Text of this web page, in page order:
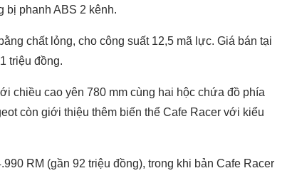
bị phanh ABS 2 kênh.
chất lỏng, cho công suất 12,5 mã lực. Giá bán tại
triệu đồng.
chiều cao yên 780 mm cùng hai hộc chứa đồ phía
còn giới thiệu thêm biến thể Cafe Racer với kiểu
RM (gần 92 triệu đồng), trong khi bản Cafe Racer